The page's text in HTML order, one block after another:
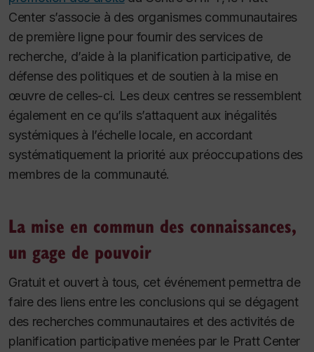
Center s’associe à des organismes communautaires
de première ligne pour fournir des services de
recherche, d’aide à la planification participative, de
défense des politiques et de soutien à la mise en
œuvre de celles-ci. Les deux centres se ressemblent
également en ce qu’ils s’attaquent aux inégalités
systémiques à l’échelle locale, en accordant
systématiquement la priorité aux préoccupations des
membres de la communauté.
La mise en commun des connaissances,
un gage de pouvoir
Gratuit et ouvert à tous, cet événement permettra de
faire des liens entre les conclusions qui se dégagent
des recherches communautaires et des activités de
planification participative menées par le Pratt Center